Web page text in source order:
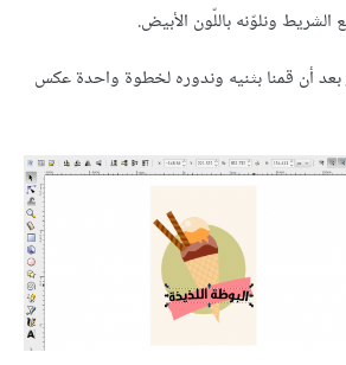
الشريط ونلوّنه باللّون الأبيض.
أن قمنا بثنيه وندوره لخطوة واحدة عكس